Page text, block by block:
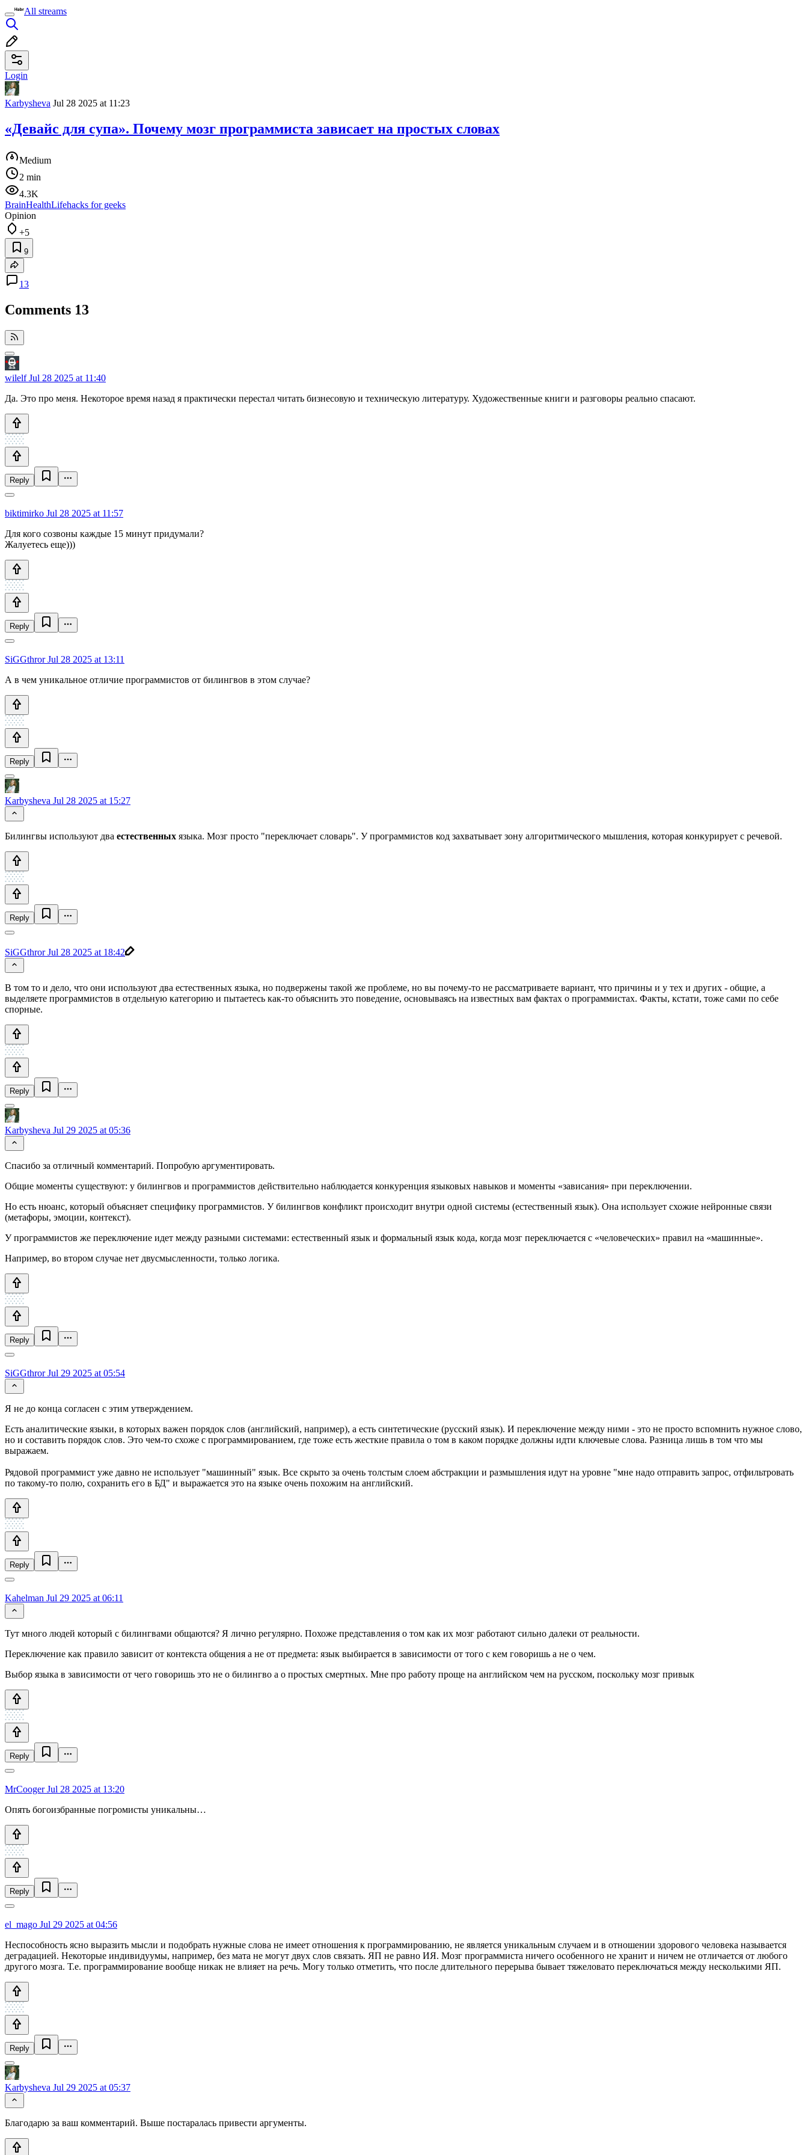
All streams
Login
Karbysheva Jul 28 2025 at 11:23
«Девайс для супа». Почему мозг программиста зависает на простых словах
Medium
2 min
4.3K
BrainHealthLifehacks for geeks
Opinion
+5
9
13
Comments 13
wilelfJul 28 2025 at 11:40
Да. Это про меня. Некоторое время назад я практически перестал читать бизнесовую и техническую литературу. Художественные книги и разговоры реально спасают.
Reply
biktimirko Jul 28 2025 at 11:57
Для кого созвоны каждые 15 минут придумали?
Жалуетесь еще)))
Reply
SiGGthrorJul 28 2025 at 13:11
А в чем уникальное отличие программистов от билингвов в этом случае?
Reply
Karbysheva Jul 28 2025 at 15:27
Билингвы используют два естественных языка. Мозг просто "переключает словарь". У программистов код захватывает зону алгоритмического мышления, которая конкурирует с речевой.
Reply
SiGGthrorJul 28 2025 at 18:42
В том то и дело, что они используют два естественных языка, но подвержены такой же проблеме, но вы почему-то не рассматриваете вариант, что причины и у тех и других - общие, а
выделяете программистов в отдельную категорию и пытаетесь как-то объяснить это поведение, основываясь на известных вам фактах о программистах. Факты, кстати, тоже сами по себе
спорные.
Reply
Karbysheva Jul 29 2025 at 05:36
Спасибо за отличный комментарий. Попробую аргументировать.
Общие моменты существуют: у билингвов и программистов действительно наблюдается конкуренция языковых навыков и моменты «зависания» при переключении.
Но есть нюанс, который объясняет специфику программистов. У билингвов конфликт происходит внутри одной системы (естественный язык). Она использует схожие нейронные связи
(метафоры, эмоции, контекст).
У программистов же переключение идет между разными системами: естественный язык и формальный язык кода, когда мозг переключается с «человеческих» правил на «машинные».
Например, во втором случае нет двусмысленности, только логика.
Reply
SiGGthrorJul 29 2025 at 05:54
Я не до конца согласен с этим утверждением.
Есть аналитические языки, в которых важен порядок слов (английский, например), а есть синтетические (русский язык). И переключение между ними - это не просто вспомнить нужное слово,
но и составить порядок слов. Это чем-то схоже с программированием, где тоже есть жесткие правила о том в каком порядке должны идти ключевые слова. Разница лишь в том что мы
выражаем.
Рядовой программист уже давно не использует "машинный" язык. Все скрыто за очень толстым слоем абстракции и размышления идут на уровне "мне надо отправить запрос, отфильтровать
по такому-то полю, сохранить его в БД" и выражается это на языке очень похожим на английский.
Reply
Kahelman Jul 29 2025 at 06:11
Тут много людей который с билингвами общаются? Я лично регулярно. Похоже представления о том как их мозг работают сильно далеки от реальности.
Переключение как правило зависит от контекста общения а не от предмета: язык выбирается в зависимости от того с кем говоришь а не о чем.
Выбор языка в зависимости от чего говоришь это не о билингво а о простых смертных. Мне про работу проще на английском чем на русском, поскольку мозг привык
Reply
MrCoogerJul 28 2025 at 13:20
Опять богоизбранные погромисты уникальны…
Reply
el_mago Jul 29 2025 at 04:56
Неспособность ясно выразить мысли и подобрать нужные слова не имеет отношения к программированию, не является уникальным случаем и в отношении здорового человека называется
деградацией. Некоторые индивидуумы, например, без мата не могут двух слов связать. ЯП не равно ИЯ. Мозг программиста ничего особенного не хранит и ничем не отличается от любого
другого мозга. Т.е. программирование вообще никак не влияет на речь. Могу только отметить, что после длительного перерыва бывает тяжеловато переключаться между несколькими ЯП.
Reply
Karbysheva Jul 29 2025 at 05:37
Благодарю за ваш комментарий. Выше постаралась привести аргументы.